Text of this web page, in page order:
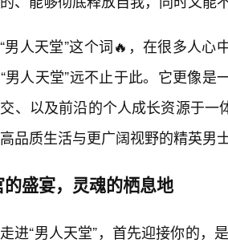
“男人天堂”这个词🔥，在很多人
男人天堂”远不止于此。它更像
、以及前沿的个人成长资源于
品质生活与更广阔视野的精英男
的盛宴，灵魂的栖息地
走进“男人天堂”，首先迎接你的，